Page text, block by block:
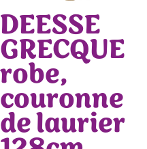
DEESSE
GRECQUE
robe,
couronne
de laurier